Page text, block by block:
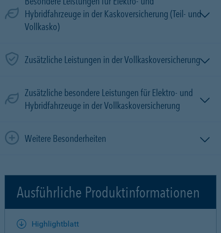
Hybridfahrzeuge in der Kaskoversicherung (Teil- und
Vollkasko)
Zusätzliche Leistungen in der Vollkaskoversicherung
Zusätzliche besondere Leistungen für Elektro- und
Hybridfahrzeuge in der Vollkaskoversicherung
Weitere Besonderheiten
Ausführliche Produktinformationen
Highlightblatt